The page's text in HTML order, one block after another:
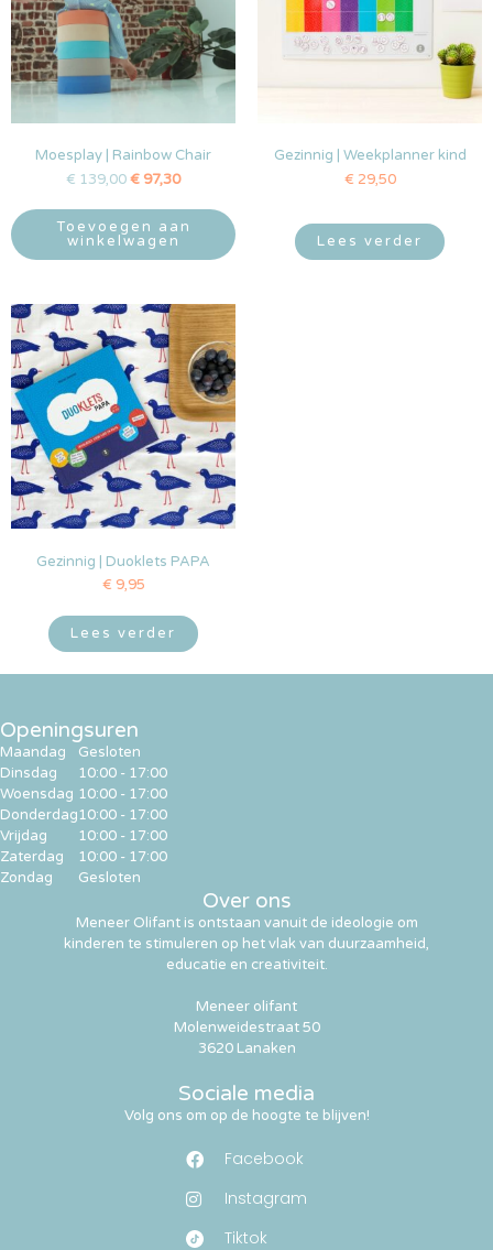
Moesplay | Rainbow Chair
€ 139,00€ 97,30
Toevoegen aan
winkelwagen
Gezinnig | Weekplanner kind
€ 29,50
Lees verder
Gezinnig | Duoklets PAPA
€ 9,95
Lees verder
Sociale media
Volg ons om op de hoogte te blijven!
Facebook
Instagram
Tiktok
Over ons
Meneer Olifant is ontstaan vanuit de ideologie om
kinderen te stimuleren op het vlak van duurzaamheid,
educatie en creativiteit.
Meneer olifant
Molenweidestraat 50
3620 Lanaken
Openingsuren
Maandag
Dinsdag
Woensdag
Donderdag
Vrijdag
Zaterdag
Zondag
Gesloten
10:00 - 17:00
10:00 - 17:00
10:00 - 17:00
10:00 - 17:00
10:00 - 17:00
Gesloten